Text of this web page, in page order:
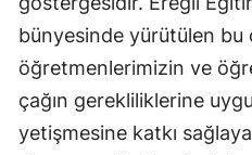
bünyesinde yürütülen bu
öğretmenlerimizin ve
çağın gerekliliklerine
yetişmesine katkı